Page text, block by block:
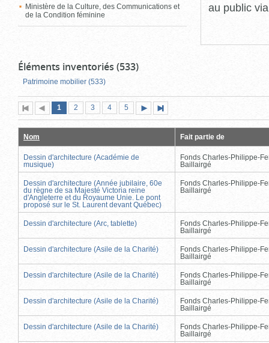
Ministère de la Culture, des Communications et
de la Condition féminine
au public
Éléments inventoriés (533)
Patrimoine mobilier (533)
Première
page
Page
précédente
Page
1 (page
actuelle)
Page
2 Page
3 Page
4 Page
5
suivante
page
Nom Fait partie de
Dessin d'architecture (Académie de
musique)
Fonds Charles-Philippe-
Baillairgé
Dessin d'architecture (Année jubilaire, 60e
du règne de sa Majesté Victoria reine
d'Angleterre et du Royaume Unie. Le pont
proposé sur le St. Laurent devant Québec)
Fonds Charles-Philippe-
Baillairgé
Dessin d'architecture (Arc, tablette)
Fonds Charles-Philippe-
Baillairgé
Dessin d'architecture (Asile de la Charité)
Fonds Charles-Philippe-
Baillairgé
Dessin d'architecture (Asile de la Charité)
Fonds Charles-Philippe-
Baillairgé
Dessin d'architecture (Asile de la Charité)
Fonds Charles-Philippe-
Baillairgé
Dessin d'architecture (Asile de la Charité)
Fonds Charles-Philippe-
Baillairgé